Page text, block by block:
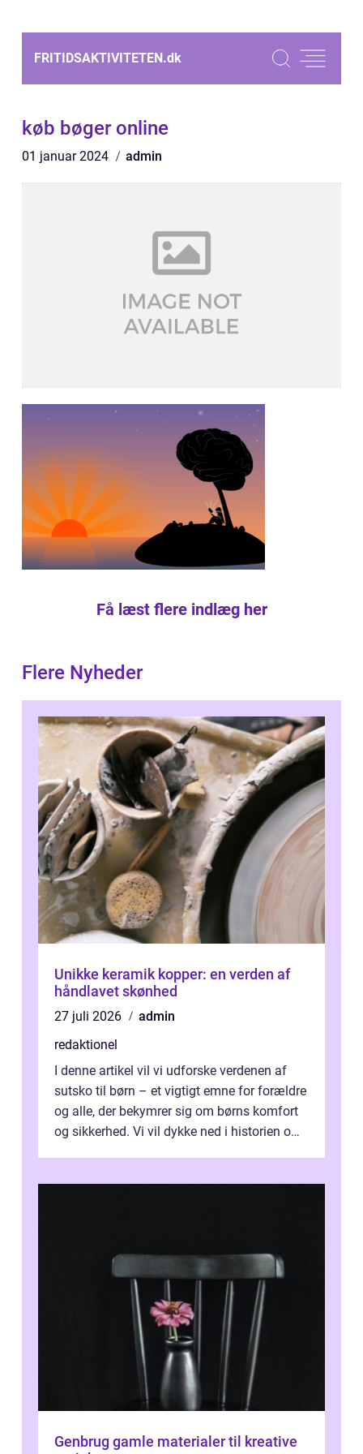
FRITIDSAKTIVITETEN.dk
køb bøger online
01 januar 2024 admin
Få læst flere indlæg her
Flere Nyheder
Unikke keramik kopper: en verden af
håndlavet skønhed
27 juli 2026
admin
redaktionel
I denne artikel vil vi udforske verdenen af
sutsko til børn – et vigtigt emne for forældre
og alle, der bekymrer sig om børns komfort
og sikkerhed. Vi vil dykke ned i historien om,
Genbrug gamle materialer til kreative